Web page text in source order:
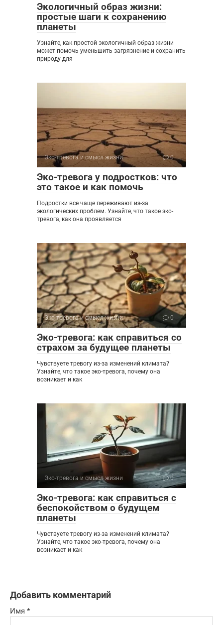
Экологичный образ жизни:
простые шаги к сохранению
планеты
Узнайте, как простой экологичный образ жизни
может помочь уменьшить загрязнение и сохранить
природу для
Эко-тревога и смысл жизни 0
Эко-тревога у подростков: что
это такое и как помочь
Подростки все чаще переживают из-за
экологических проблем. Узнайте, что такое эко-
тревога, как она проявляется
Эко-тревога и смысл жизни 0
Эко-тревога: как справиться со
страхом за будущее планеты
Чувствуете тревогу из-за изменений климата?
Узнайте, что такое эко-тревога, почему она
возникает и как
Эко-тревога и смысл жизни 0
Эко-тревога: как справиться с
беспокойством о будущем
планеты
Чувствуете тревогу из-за изменений климата?
Узнайте, что такое эко-тревога, почему она
возникает и как
Добавить комментарий
Имя *